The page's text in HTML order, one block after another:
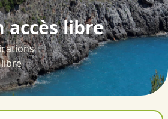
accès libre
libre